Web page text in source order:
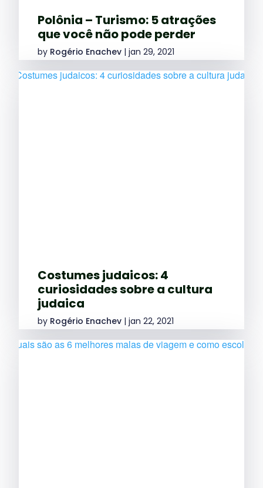
Polônia – Turismo: 5 atrações
que você não pode perder
by Rogério Enachev |jan 29, 2021
Costumes judaicos: 4
curiosidades sobre a cultura
judaica
by Rogério Enachev |jan 22, 2021